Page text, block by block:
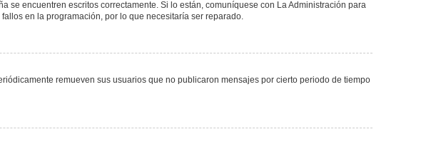
se encuentren escritos correctamente. Si lo están, comuníquese con La Administración para
en la programación, por lo que necesitaría ser reparado.
remueven sus usuarios que no publicaron mensajes por cierto periodo de tiempo